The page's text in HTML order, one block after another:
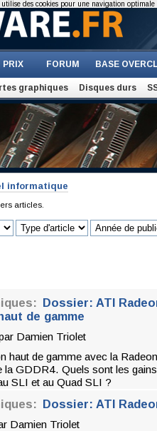
PRIX FORUM BASE
graphiques Disques durs
informatique
articles.
Dossier: ATI
de gamme
Damien Triolet
haut de gamme avec la
la GDDR4. Quels sont les
SLI et au Quad SLI ?
Dossier: ATI
Damien Triolet
utilise des cookies pour une navigation